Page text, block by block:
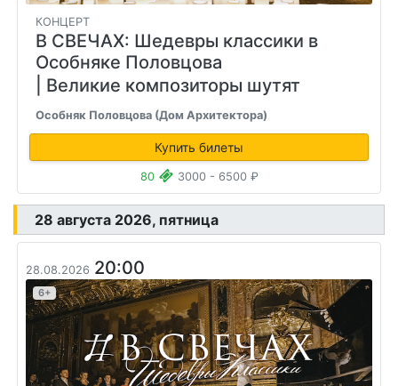
КОНЦЕРТ
В СВЕЧАХ: Шедевры классики в
Особняке Половцова
| Великие композиторы шутят
Особняк Половцова (Дом Архитектора)
Купить билеты
80 3000 - 6500 ₽
28 августа 2026, пятница
28.08.2026 20:00
6+